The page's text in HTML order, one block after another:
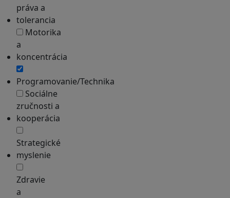
práva a
tolerancia
Motorika
a
koncentrácia
Programovanie/Technika
Sociálne
zručnosti a
kooperácia
Strategické
myslenie
Zdravie
a